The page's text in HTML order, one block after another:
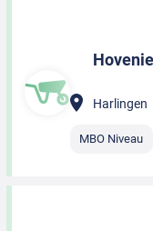
Harlingen
MBO Niveau